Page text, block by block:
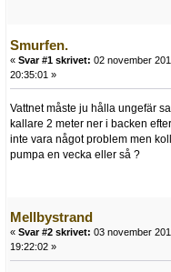
Smurfen.
« Svar #1 skrivet: 02 november
20:35:01 »
Vattnet måste ju hålla ungefär
kallare 2 meter ner i backen
inte vara något problem men
pumpa en vecka eller så ?
Mellbystrand
« Svar #2 skrivet: 03 november
19:22:02 »